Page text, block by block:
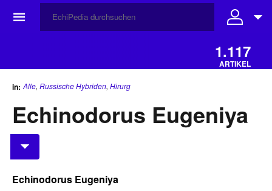
☰
1.117
ARTIKEL
in: Alle, Russische Hybriden, Hirurg
Echinodorus Eugeniya
Echinodorus Eugeniya